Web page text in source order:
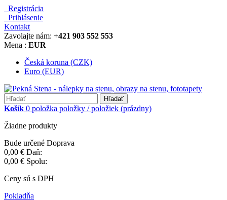
Registrácia
Prihlásenie
Kontakt
Zavolajte nám: +421 903 552 553
Mena : EUR
Česká koruna (CZK)
Euro (EUR)
Hľadať
Košík 0 položka položky / položiek (prázdny)
Žiadne produkty
Bude určené Doprava
0,00 € Daň:
0,00 € Spolu:
Ceny sú s DPH
Pokladňa